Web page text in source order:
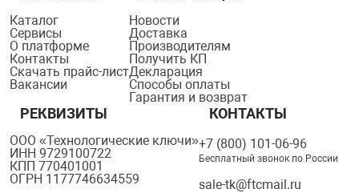
Каталог
Сервисы
О платформе
Контакты
Скачать прайс-лист
Вакансии
Новости
Доставка
Производителям
Получить КП
Декларация
Способы оплаты
Гарантия и возврат
РЕКВИЗИТЫ
ООО «Технологические ключи»
ИНН 9729100722
КПП 770401001
ОГРН 1177746634559
КОНТАКТЫ
+7 (800) 101-06-96
Бесплатный звонок по России
sale-tk@ftcmail.ru